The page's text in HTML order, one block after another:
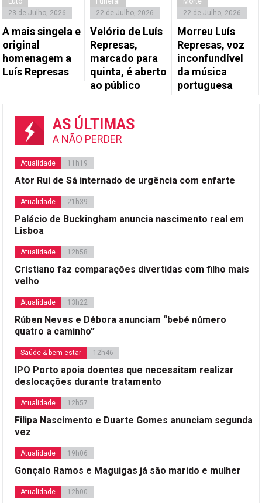
23 de Julho, 2026
A mais singela e
original
homenagem a
Luís Represas
22 de Julho, 2026
Velório de Luís
Represas,
marcado para
quinta, é aberto
ao público
22 de Julho, 2026
Morreu Luís
Represas, voz
inconfundível
da música
portuguesa
AS ÚLTIMAS
A NÃO PERDER
Atualidade 11h19
Ator Rui de Sá internado de urgência com enfarte
Atualidade 21h39
Palácio de Buckingham anuncia nascimento real em
Lisboa
Atualidade 12h58
Cristiano faz comparações divertidas com filho mais
velho
Atualidade 13h22
Rúben Neves e Débora anunciam “bebé número
quatro a caminho”
Saúde & bem-estar 12h46
IPO Porto apoia doentes que necessitam realizar
deslocações durante tratamento
Atualidade 12h57
Filipa Nascimento e Duarte Gomes anunciam segunda
vez
Atualidade 19h06
Gonçalo Ramos e Maguigas já são marido e mulher
Atualidade 12h00